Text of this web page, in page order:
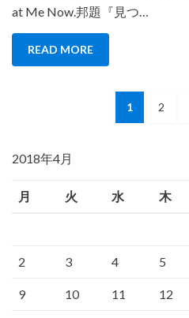
at Me Now.邦題『見つ…
READ MORE
の
ー
送
PAGE
1 PAGE
2
2018年4月
月 火 水 木
2 3 4 5
9 10 11 12